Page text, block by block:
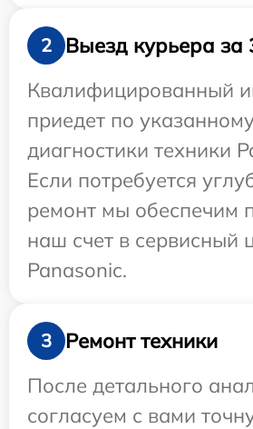
2
Выезд курьера за
Квалифицированный
приедет по
диагностики техники
Если потребуется
ремонт мы обеспечим
наш счет в сервисный
Panasonic.
3
Ремонт техники
После детального
согласуем с вами